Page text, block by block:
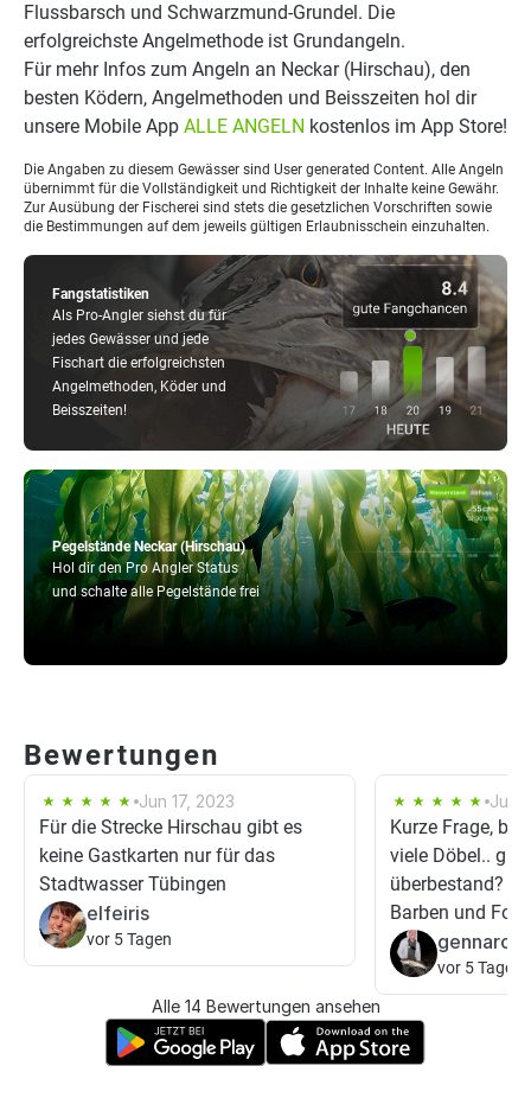
Pegelstände Neckar (Hirschau)
Hol dir den Pro Angler Status
und schalte alle Pegelstände frei
Fangstatistiken
Als Pro-Angler siehst du für
jedes Gewässer und jede
Fischart die erfolgreichsten
Angelmethoden, Köder und
Beisszeiten!
Flussbarsch und Schwarzmund-Grundel. Die
erfolgreichste Angelmethode ist Grundangeln.
Für mehr Infos zum Angeln an Neckar (Hirschau), den
besten Ködern, Angelmethoden und Beisszeiten hol dir
unsere Mobile App ALLE ANGELN kostenlos im App Store!
Die Angaben zu diesem Gewässer sind User generated Content. Alle Angeln
übernimmt für die Vollständigkeit und Richtigkeit der Inhalte keine Gewähr.
Zur Ausübung der Fischerei sind stets die gesetzlichen Vorschriften sowie
die Bestimmungen auf dem jeweils gültigen Erlaubnisschein einzuhalten.
Bewertungen
Jun 17, 2023
Für die Strecke Hirschau gibt es
keine Gastkarten nur für das
Stadtwasser Tübingen
elfeiris
vor 5 Tagen
Jun
Kurze Frage,
viele Döbel..
überbestand?
Barben und
gennaro s.
vor 5 Tagen
Alle 14 Bewertungen ansehen